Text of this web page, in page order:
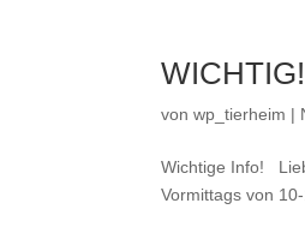
vonwp_tierheim |
Wichtige Info!
Vormittags von